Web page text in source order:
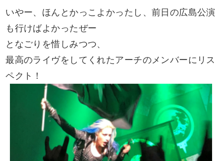
いやー、ほんとかっこよかったし、前日の広島公演
も行けばよかったぜー
となごりを惜しみつつ、
最高のライヴをしてくれたアーチのメンバーにリス
ペクト！